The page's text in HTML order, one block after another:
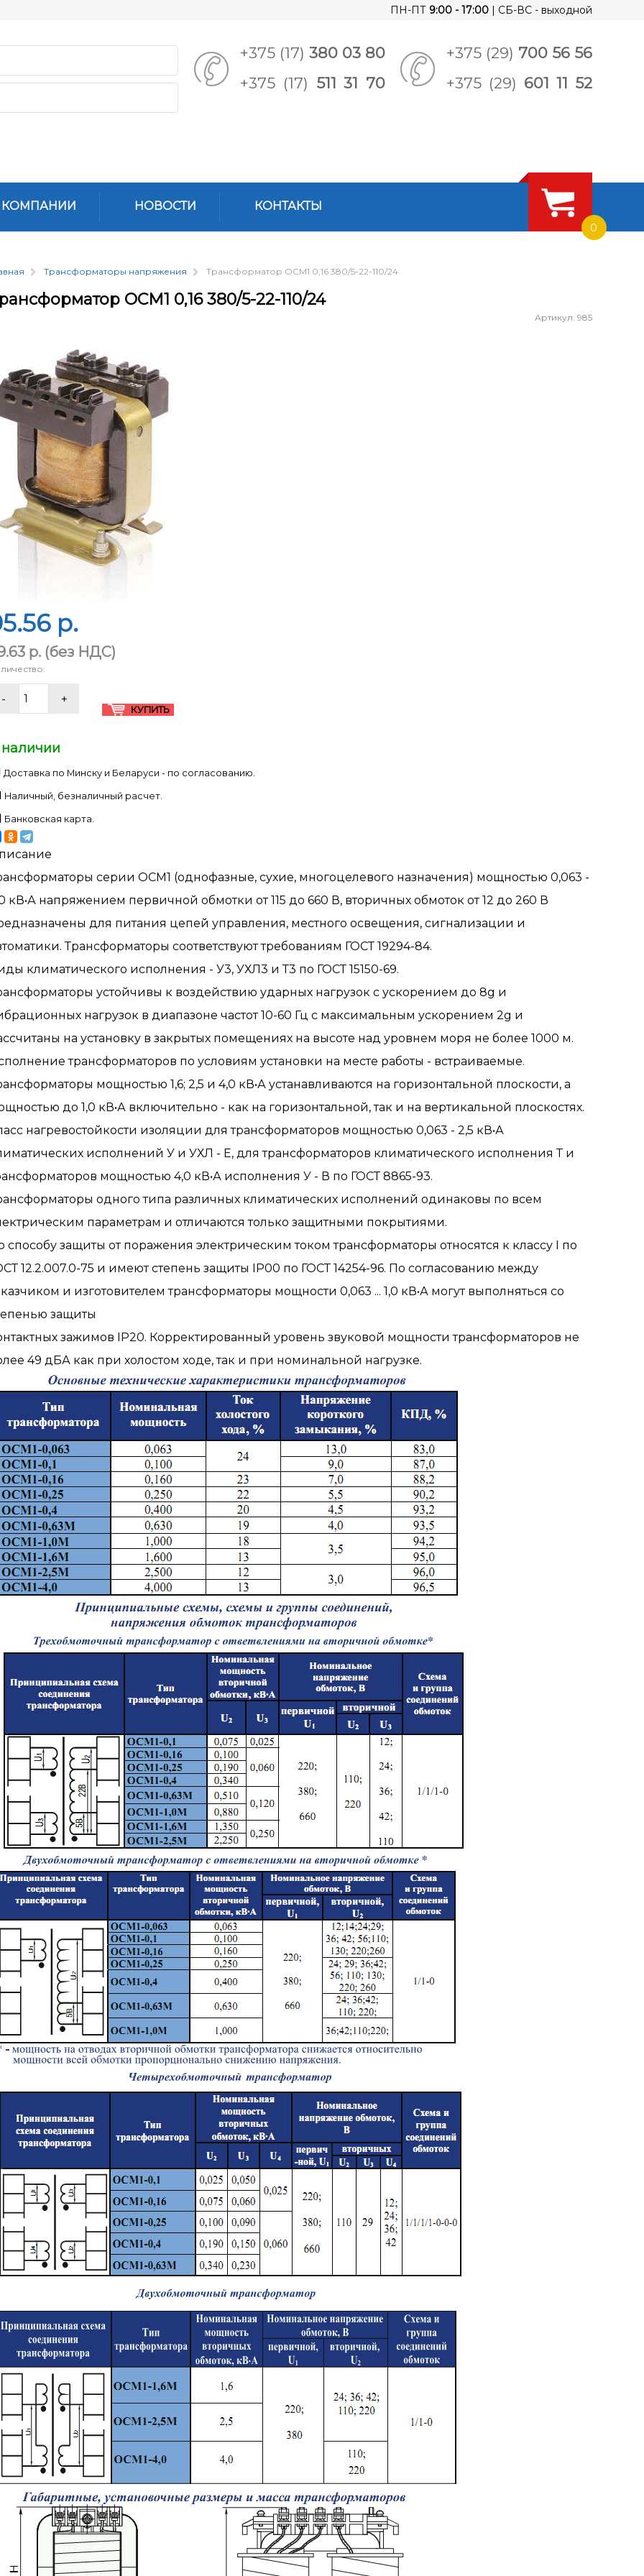
ПН-ПТ 9:00 - 17:00 | СБ-ВС - выходной
+375 (17) 380 03 80
+375 (17) 511 31 70
+375 (29) 700 56 56
+375 (29) 601 11 52
НОВОСТИ КОНТАКТЫ
0
Трансформаторы напряжения Трансформатор ОСМ1 0,16 380/5-22-110/24
ОСМ1 0,16 380/5-22-110/24
Артикул: 985
p.
p. (без НДС)
Доставка по Минску и Беларуси - по согласованию.
Наличный, безналичный расчет.
Банковская карта.
серии ОСМ1 (однофазные, сухие, многоцелевого назначения) мощностью 0,063 -
кВ•А напряжением первичной обмотки от 115 до 660 В, вторичных обмоток от 12 до 260 В
для питания цепей управления, местного освещения, сигнализации и
Трансформаторы соответствуют требованиям ГОСТ 19294-84.
климатического исполнения - У3, УХЛ3 и Т3 по ГОСТ 15150-69.
устойчивы к воздействию ударных нагрузок с ускорением до 8g и
нагрузок в диапазоне частот 10-60 Гц с максимальным ускорением 2g и
на установку в закрытых помещениях на высоте над уровнем моря не более 1000 м.
трансформаторов по условиям установки на месте работы - встраиваемые.
мощностью 1,6; 2,5 и 4,0 кВ•А устанавливаются на горизонтальной плоскости, а
до 1,0 кВ•А включительно - как на горизонтальной, так и на вертикальной плоскостях.
нагревостойкости изоляции для трансформаторов мощностью 0,063 - 2,5 кВ•А
исполнений У и УХЛ - Е, для трансформаторов климатического исполнения Т и
мощностью 4,0 кВ•А исполнения У - В по ГОСТ 8865-93.
одного типа различных климатических исполнений одинаковы по всем
параметрам и отличаются только защитными покрытиями.
способу защиты от поражения электрическим током трансформаторы относятся к классу I по
12.2.007.0-75 и имеют степень защиты IP00 по ГОСТ 14254-96. По согласованию между
и изготовителем трансформаторы мощности 0,063 ... 1,0 кВ•А могут выполняться со
защиты
зажимов IР20. Корректированный уровень звуковой мощности трансформаторов не
49 дБА как при холостом ходе, так и при номинальной нагрузке.